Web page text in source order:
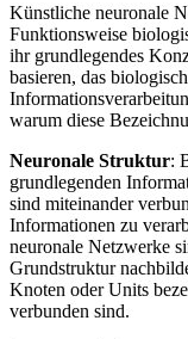
Künstliche neuronale
Funktionsweise
ihrgrundlegendes
basieren, das
warum diese
Neuronale Struktur:
grundlegenden
sind miteinander
Informationen zu
neuronale Netzwerke
Grundstruktur
Knoten oderUnits
verbunden sind.